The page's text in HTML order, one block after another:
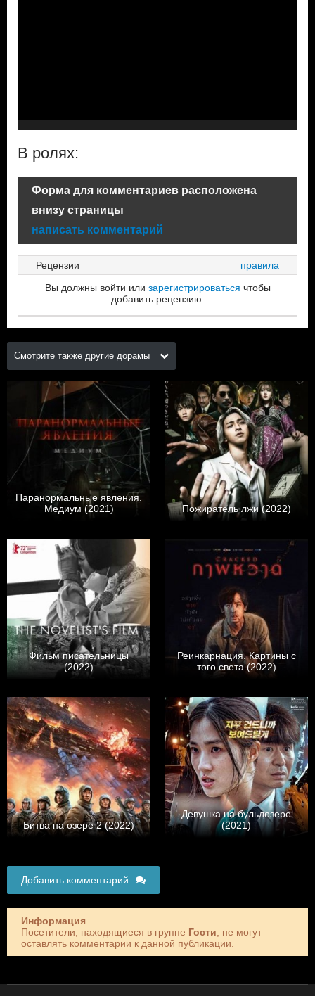
В ролях:
Форма для комментариев расположена
внизу страницы
написать комментарий
Рецензии
правила
Вы должны войти или зарегистрироваться чтобы
добавить рецензию.
Смотрите также другие дорамы
Паранормальные явления.
Медиум (2021)
Пожиратель лжи (2022)
Фильм писательницы
(2022)
Реинкарнация. Картины с
того света (2022)
Битва на озере 2 (2022)
Девушка на бульдозере
(2021)
Добавить комментарий
Информация
Посетители, находящиеся в группе Гости, не могут
оставлять комментарии к данной публикации.